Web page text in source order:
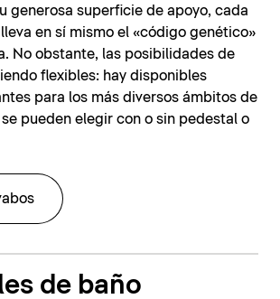
generosa superficie de apoyo, cada
en sí mismo el «código genético»
No obstante, las posibilidades de
flexibles: hay disponibles
para los más diversos ámbitos de
pueden elegir con o sin pedestal o
de baño